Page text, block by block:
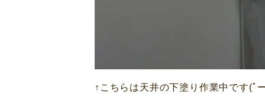
↑こちらは天井の下塗り作業中です(ﾟ